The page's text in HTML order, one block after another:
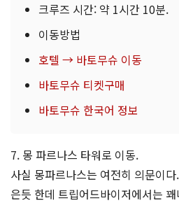
크루즈 시간: 약 1시간 10분.
이동방법
호텔 → 바토무슈 이동
바토무슈 티켓구매
바토무슈 한국어 정보
7. 몽 파르나스 타워로 이동.
사실 몽파르나스는 여전히 의문이
은듯 한데 트립어드바이저에서는